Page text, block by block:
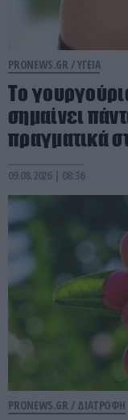
PRONEWS.GR /ΥΓΕΙΑ
Το
σημαίνει
πραγματικά
09.08.2026 | 08:36
PRONEWS.GR / ΔΙΑΤΡΟΦΗ